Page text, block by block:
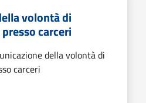
volontà di
carceri
della volontà di
carceri